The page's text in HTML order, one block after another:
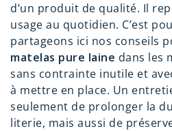
d’un produit de qualité. Il
usage au quotidien. C’est
partageons ici nos conseils
matelas pure laine dans les
sans contrainte inutile et
à mettre en place. Un
seulement de prolonger la
literie, mais aussi de